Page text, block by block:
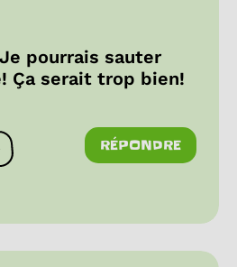
pourrais sauter
Ça serait trop bien!
les réactions
RÉPONDRE